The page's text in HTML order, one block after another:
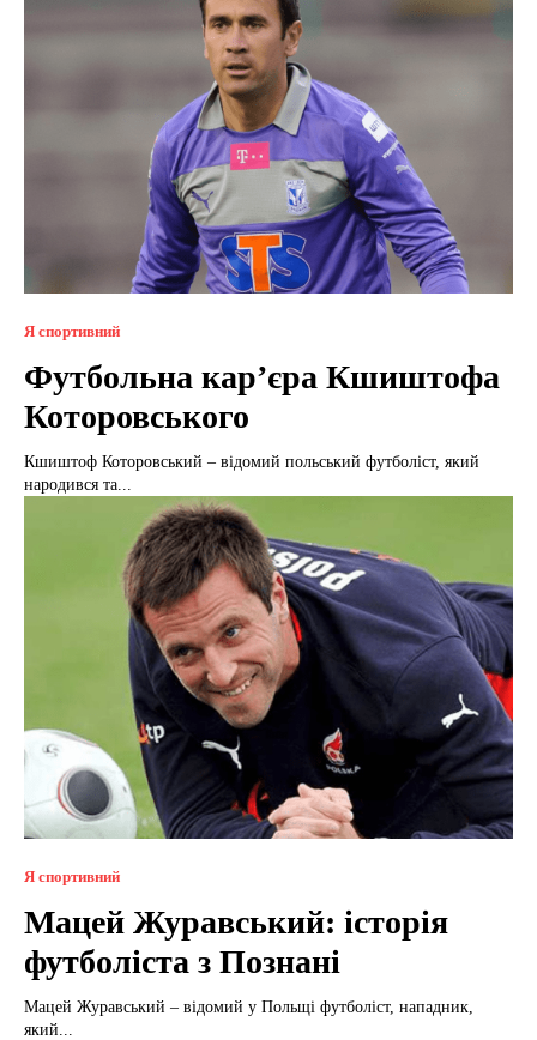
Я спортивний
Футбольна кар’єра Кшиштофа
Которовського
Кшиштоф Которовський – відомий польський футболіст, який
народився та...
Я спортивний
Мацей Журавський: історія
футболіста з Познані
Мацей Журавський – відомий у Польщі футболіст, нападник,
який...